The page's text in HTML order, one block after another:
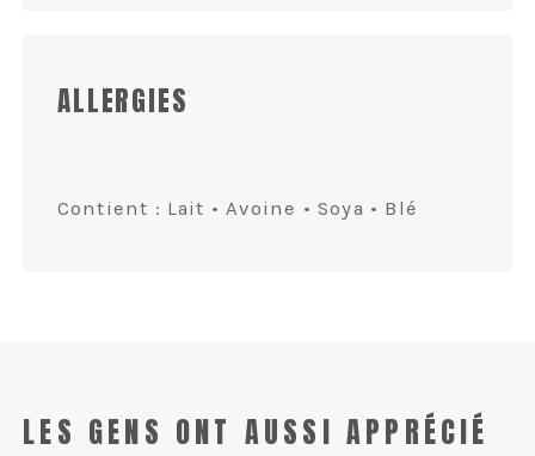
ALLERGIES
Contient : Lait • Avoine • Soya • Blé
LES GENS ONT AUSSI APPRÉCIÉ